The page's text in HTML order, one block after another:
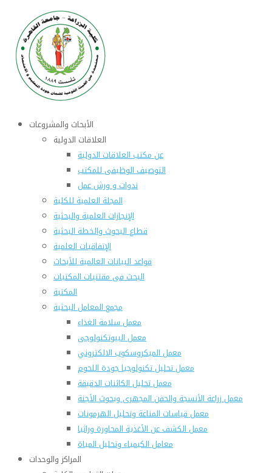
الأبحاث والمشروعات
العلاقات الدولية
عن مكتب العلاقات الدولية
التوصيف الوظيفى للمكتب
ندوات و ورش عمل
المجلة العلمية للكلية
الإنجازات العلمية والبحثية
قطاع البحوث والخطة البحثية
الإتفاقيات العلمية
قواعد البيانات العالمية للأبحاث
البحث فى مقتنيات المكتبات
المكتبة
مجمع المعامل البحثية
معمل سلامة الغذاء
معمل البيوتكنولوجى
معمل الميكروسكوب الالكتروني
معمل تحليل تكنولوجيا جودة اللحوم
معمل تحليل الكائنات الدقيقة
معمل زراعة الأنسجة والحقن المجهرى وبحوث الأجنة
معمل قياسات المناعة وتحليل الهرمونات
معمل الكشف عن الأغذية المحاورة وراثيا
معامل الكيمياء وتحليل المياة
المراكز والوحدات